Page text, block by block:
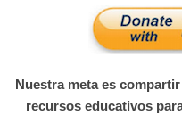
Nuestra meta es
recursos educativos